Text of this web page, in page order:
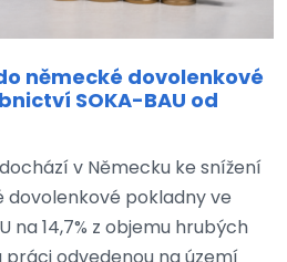
německé dovolenkové
SOKA-BAU od
v Německu ke snížení
pokladny ve
na 14,7% z objemu hrubých